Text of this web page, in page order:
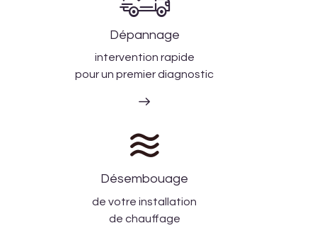
Dépannage
intervention rapide
pour un premier diagnostic
Désembouage
de votre installation
de chauffage